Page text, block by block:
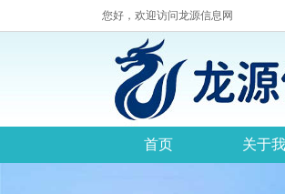
您好，欢迎访问龙源信息网
首页 关于